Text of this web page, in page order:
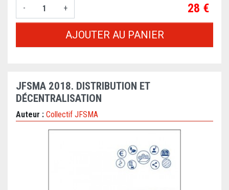
-
+ Prix
28 €
AJOUTER AU PANIER
JFSMA 2018. DISTRIBUTION ET
DÉCENTRALISATION
Auteur : Collectif JFSMA